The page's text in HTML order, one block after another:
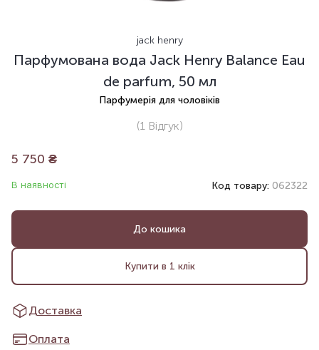
jack henry
Парфумована вода Jack Henry Balance Eau
de parfum, 50 мл
Парфумерія для чоловіків
(1Відгук)
5 750 ₴
В наявності Код товару: 062322
До кошика
Купити в 1 клік
Доставка
Оплата